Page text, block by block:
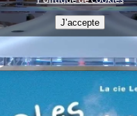
J’accepte